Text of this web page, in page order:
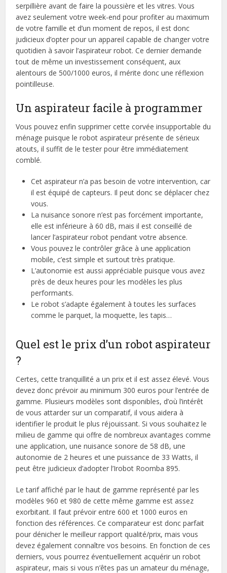
serpillière avant de faire la poussière et les vitres. Vous
avez seulement votre week-end pour profiter au maximum
de votre famille et d’un moment de repos, il est donc
judicieux d’opter pour un appareil capable de changer votre
quotidien à savoir l’aspirateur robot. Ce dernier demande
tout de même un investissement conséquent, aux
alentours de 500/1000 euros, il mérite donc une réflexion
pointilleuse.
Un aspirateur facile à programmer
Vous pouvez enfin supprimer cette corvée insupportable du
ménage puisque le robot aspirateur présente de sérieux
atouts, il suffit de le tester pour être immédiatement
comblé.
Cet aspirateur n’a pas besoin de votre intervention, car
il est équipé de capteurs. Il peut donc se déplacer chez
vous.
La nuisance sonore n’est pas forcément importante,
elle est inférieure à 60 dB, mais il est conseillé de
lancer l’aspirateur robot pendant votre absence.
Vous pouvez le contrôler grâce à une application
mobile, c’est simple et surtout très pratique.
L’autonomie est aussi appréciable puisque vous avez
près de deux heures pour les modèles les plus
performants.
Le robot s’adapte également à toutes les surfaces
comme le parquet, la moquette, les tapis…
Quel est le prix d’un robot aspirateur
?
Certes, cette tranquillité a un prix et il est assez élevé. Vous
devez donc prévoir au minimum 300 euros pour l’entrée de
gamme. Plusieurs modèles sont disponibles, d’où l’intérêt
de vous attarder sur un comparatif, il vous aidera à
identifier le produit le plus réjouissant. Si vous souhaitez le
milieu de gamme qui offre de nombreux avantages comme
une application, une nuisance sonore de 58 dB, une
autonomie de 2 heures et une puissance de 33 Watts, il
peut être judicieux d’adopter l’Irobot Roomba 895.
Le tarif affiché par le haut de gamme représenté par les
modèles 960 et 980 de cette même gamme est assez
exorbitant. Il faut prévoir entre 600 et 1000 euros en
fonction des références. Ce comparateur est donc parfait
pour dénicher le meilleur rapport qualité/prix, mais vous
devez également connaître vos besoins. En fonction de ces
derniers, vous pourrez éventuellement acquérir un robot
aspirateur, mais si vous n’êtes pas un amateur du ménage,